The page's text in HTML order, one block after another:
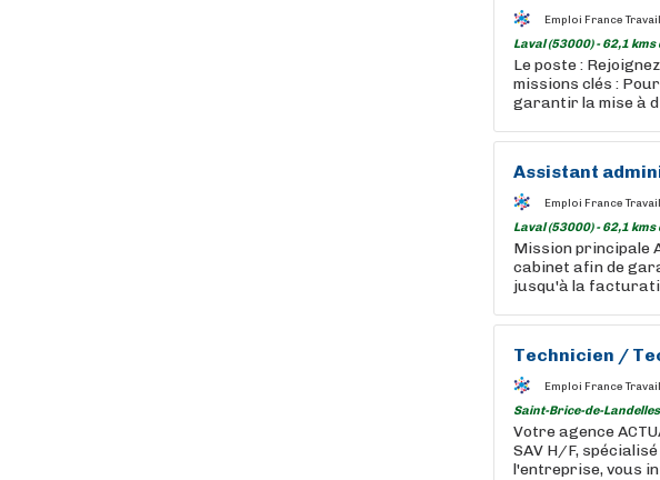
Emploi France Travail
Laval (53000) - 62,1 kms
Le poste :
missions clés :
garantir la mise à
Assistant
Emploi France Travail
Laval (53000) - 62,1 kms
Mission principale
cabinet afin de
jusqu'à la
Technicien /
Emploi France Travail
Saint-Brice-de-
Votre agence
SAV H/F,
l'entreprise, vous